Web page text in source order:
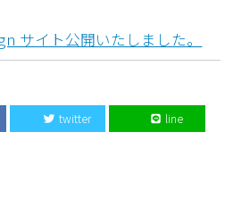
サイト公開いたしました。
twitter line